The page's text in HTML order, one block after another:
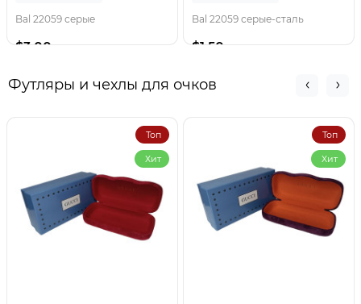
Bal 22059 серые
$3.00
Bal 22059 серые-сталь
$1.50
Футляры и чехлы для очков
Топ
Хит
Топ
Хит